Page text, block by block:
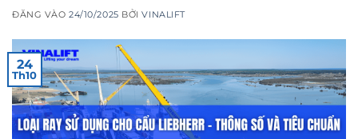
ĐĂNG VÀO24/10/2025 BỞIVINALIFT
24
Th10